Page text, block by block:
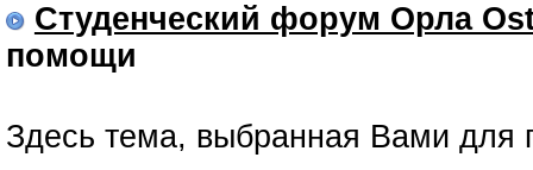
Студенческий форум Орла
помощи
Здесь тема, выбранная Вами для